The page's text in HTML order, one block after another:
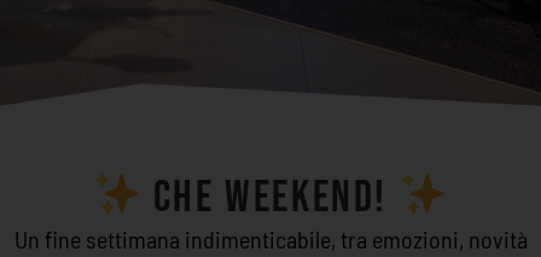
CHE WEEKEND!
Un fine settimana indimenticabile, tra emozioni, novità